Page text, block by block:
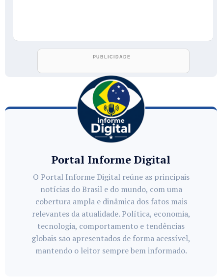
Portal Informe Digital
O Portal Informe Digital reúne as principais
notícias do Brasil e do mundo, com uma
cobertura ampla e dinâmica dos fatos mais
relevantes da atualidade. Política, economia,
tecnologia, comportamento e tendências
globais são apresentados de forma acessível,
mantendo o leitor sempre bem informado.